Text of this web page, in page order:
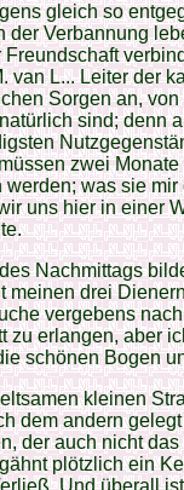
gleich so
der Verbannung
Freundschaft
van L... Leiter der
Sorgen an,
sind; denn
zwei
werden; was sie
uns hier in einer
Nachmittags
meinen drei
vergebens
zu erlangen, aber
schönen Bogen
kleinen
dem andern
der auch nicht
plötzlich ein